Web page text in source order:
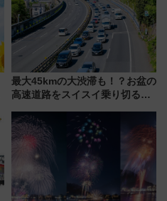
最大45kmの大渋滞も！？お盆の
高速道路をスイスイ乗り切る快